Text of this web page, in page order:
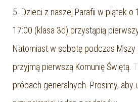
5. Dzieci z naszej Parafii w piątek o
17:00 (klasa 3d) przystąpią
Natomiast w sobotę podczas Mszy
przyjmą pierwszą Komunię Świętą.
próbach generalnych. Prosimy, aby